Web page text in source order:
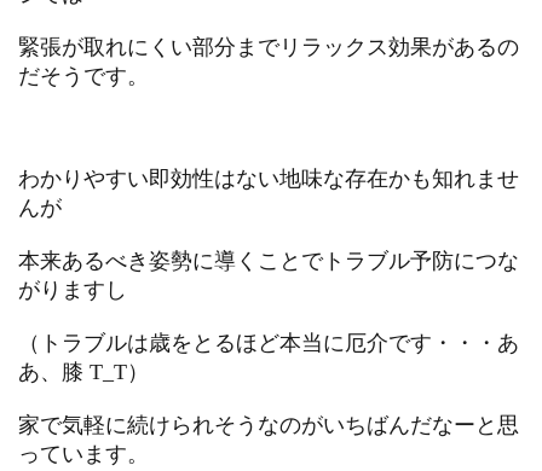
緊張が取れにくい部分までリラックス効果があるの
だそうです。
わかりやすい即効性はない地味な存在かも知れませ
んが
本来あるべき姿勢に導くことでトラブル予防につな
がりますし
（トラブルは歳をとるほど本当に厄介です・・・あ
あ、膝 T_T）
家で気軽に続けられそうなのがいちばんだなーと思
っています。